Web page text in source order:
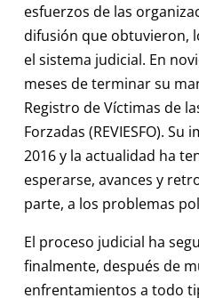
esfuerzos de las
difusión que obtuvieron,
el sistema judicial. En
meses de terminar su
Registro de Víctimas de
Forzadas (REVIESFO).
2016 y la actualidad ha
esperarse, avances y
parte, a los problemas
El proceso judicial ha
finalmente, después de
enfrentamientos a todo